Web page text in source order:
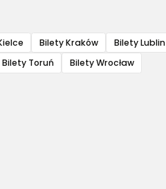
Bilety Kraków
Bilety Lublin
Bilety Toruń
Bilety Wrocław